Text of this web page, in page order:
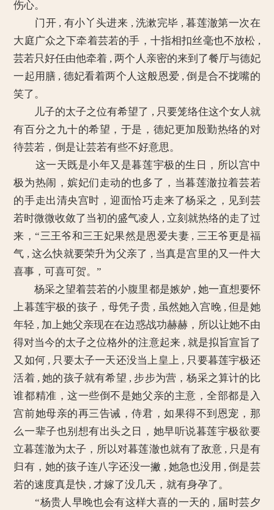
伤心。
门开 , 有小丫头进来 , 洗漱完毕 , 暮莲澈第一次在
大庭广众之下牵着芸若的手，十指相扣丝毫也不放松 ,
芸若只好任由他牵着 , 两个人亲密的来到了餐厅与德妃
一起用膳 , 德妃看着两个人这般恩爱 , 倒是合不拢嘴的
笑了。
儿子的太子之位有希望了 , 只要笼络住这个女人就
有百分之九十的希望，于是，德妃更加殷勤热络的对
待芸若，倒是让芸若有些不好意思。
这一天既是小年又是暮莲宇极的生日，所以宫中
极为热闹，嫔妃们走动的也多了，当暮莲澈拉着芸若
的手走出清央宫时，迎面恰巧走来了杨采之，见到芸
若时微微收敛了当初的盛气凌人 , 立刻就热络的走了过
来，“三王爷和三王妃果然是恩爱夫妻 , 三王爷更是福
气 , 这么快就要荣升为父亲了 , 当真是宫里的又一件大
喜事，可喜可贺。”
杨采之望着芸若的小腹里都是嫉妒 , 她一直想要怀
上暮莲宇极的孩子，母凭子贵 , 虽然她入宫晚 , 但是她
年轻 , 加上她父亲现在在边惑战功赫赫，所以让她不由
得对当今的太子之位格外的注意起来 , 就是拟旨宣旨了
又如何 , 只要太子一天还没当上皇上 , 只要暮莲宇极还
活着 , 她的孩子就有希望 , 步步为营，杨采之算计的比
谁都精准，这一些倒不是她父亲的主意，全部都是入
宫前她母亲的再三告诫，侍君，如果得不到恩宠，那
么一辈子也别想有出头之日，她早听说暮莲宇极欲要
立暮莲澈为太子，所以对暮莲澈也就有了敌意 , 只是有
归有，她的孩子连八字还没一撇 , 她急也没用 , 倒是芸
若的速度真是快 , 才嫁了没几天，就有身孕了。
“杨贵人早晚也会有这样大喜的一天的 , 届时芸夕